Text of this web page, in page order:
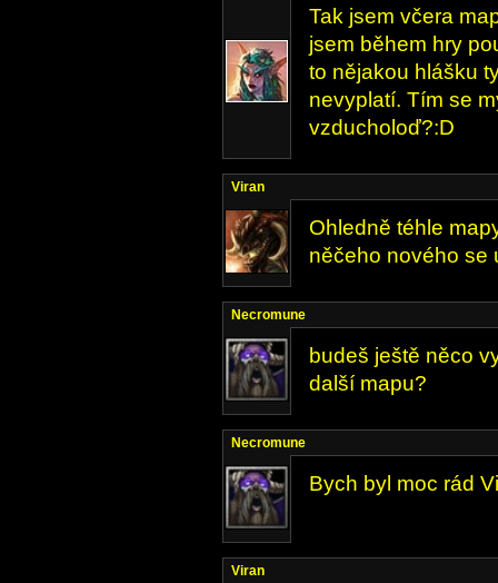
Tak jsem včera
jsem během hry
to nějakou hlášku
nevyplatí. Tím se
vzducholoď?:D
Viran
Ohledně téhle
něčeho nového se
Necromune
budeš ještě něco
další mapu?
Necromune
Bych byl moc rád
Viran